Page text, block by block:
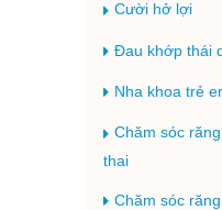
Cười hở lợi
Đau khớp thái
Nha khoa trẻ
Chăm sóc
thai
Chăm sóc